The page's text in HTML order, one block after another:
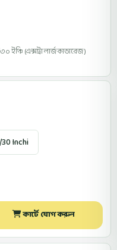
(এক্সট্রা লার্জ কাভারেজ )
Inchi
কার্টে যোগ করুন